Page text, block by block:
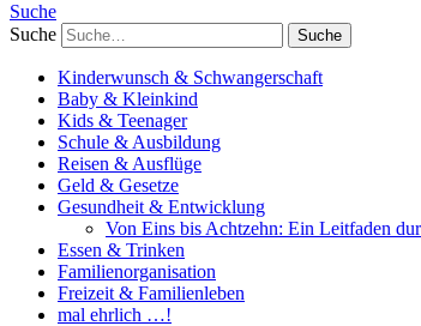
Suche
Suche
Kinderwunsch & Schwangerschaft
Baby & Kleinkind
Kids & Teenager
Schule & Ausbildung
Reisen & Ausflüge
Geld & Gesetze
Gesundheit & Entwicklung
Von Eins bis Achtzehn: Ein Leitfaden
Essen & Trinken
Familienorganisation
Freizeit & Familienleben
mal ehrlich …!